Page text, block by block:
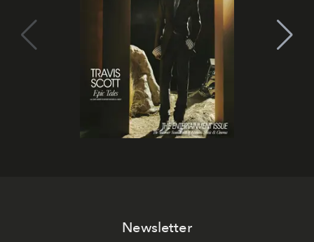
Newsletter